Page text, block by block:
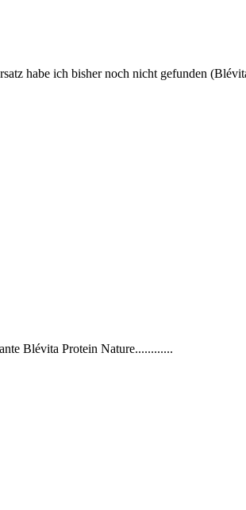
habe ich bisher noch nicht gefunden
Blévita Protein Nature............